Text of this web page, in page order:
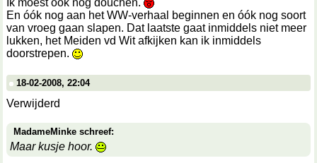
Ik moest ook nog douchen.
En óók nog aan het WW-verhaal beginnen en óók nog soort
van vroeg gaan slapen. Dat laatste gaat inmiddels niet meer
lukken, het Meiden vd Wit afkijken kan ik inmiddels
doorstrepen.
18-02-2008, 22:04
Verwijderd
MadameMinke schreef:
Maar kusje hoor.